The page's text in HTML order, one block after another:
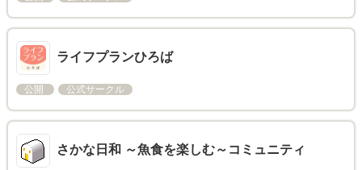
ライフプランひろば
公開 公式サークル
さかな日和 ～魚食を楽しむ～コミュニティ